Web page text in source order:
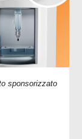
sponsorizzato